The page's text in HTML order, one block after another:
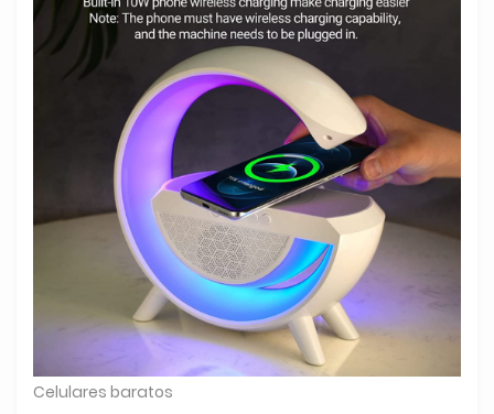
Celulares baratos